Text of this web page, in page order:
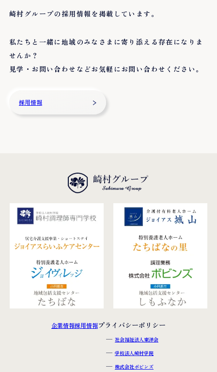
崎村グループの採用情報を掲載しています。
私たちと一緒に地域のみなさまに寄り添える存在になりま
せんか？
見学・お問い合わせなどお気軽にお問い合わせください。
採用情報
企業情報採用情報プライバシーポリシー
社会福祉法人東洋会
学校法人崎村学院
株式会社ボビンズ